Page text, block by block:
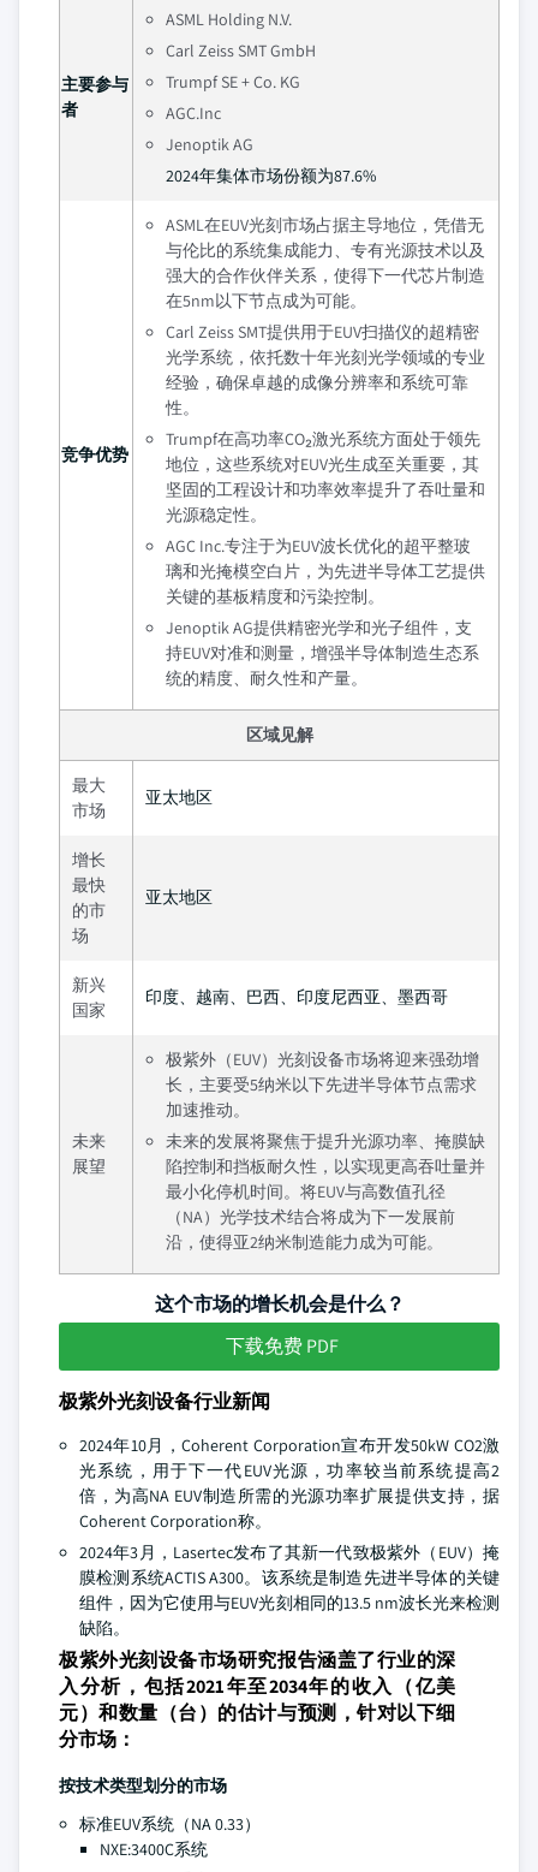
主要参与
者
ASML Holding N.V.
Carl Zeiss SMT GmbH
Trumpf SE + Co. KG
AGC.Inc
Jenoptik AG
2024年集体市场份额为87.6%
竞争优势
ASML在EUV光刻市场占据主导地位，凭借无
与伦比的系统集成能力、专有光源技术以及
强大的合作伙伴关系，使得下一代芯片制造
在5nm以下节点成为可能。
Carl Zeiss SMT提供用于EUV扫描仪的超精密
光学系统，依托数十年光刻光学领域的专业
经验，确保卓越的成像分辨率和系统可靠
性。
Trumpf在高功率CO₂激光系统方面处于领先
地位，这些系统对EUV光生成至关重要，其
坚固的工程设计和功率效率提升了吞吐量和
光源稳定性。
AGC Inc.专注于为EUV波长优化的超平整玻
璃和光掩模空白片，为先进半导体工艺提供
关键的基板精度和污染控制。
Jenoptik AG提供精密光学和光子组件，支
持EUV对准和测量，增强半导体制造生态系
统的精度、耐久性和产量。
区域见解
最大
市场
亚太地区
增长
最快
的市
场
亚太地区
新兴
国家
印度、越南、巴西、印度尼西亚、墨西哥
未来
展望
极紫外（EUV）光刻设备市场将迎来强劲增
长，主要受5纳米以下先进半导体节点需求
加速推动。
未来的发展将聚焦于提升光源功率、掩膜缺
陷控制和挡板耐久性，以实现更高吞吐量并
最小化停机时间。将EUV与高数值孔径
（NA）光学技术结合将成为下一发展前
沿，使得亚2纳米制造能力成为可能。
这个市场的增长机会是什么？
下载免费 PDF
极紫外光刻设备行业新闻
2024年10月，Coherent Corporation宣布开发50kW CO2激
光系统，用于下一代EUV光源，功率较当前系统提高2
倍，为高NA EUV制造所需的光源功率扩展提供支持，据
Coherent Corporation称。
2024年3月，Lasertec发布了其新一代致极紫外（EUV）掩
膜检测系统ACTIS A300。该系统是制造先进半导体的关键
组件，因为它使用与EUV光刻相同的13.5 nm波长光来检测
缺陷。
极紫外光刻设备市场研究报告涵盖了行业的深
入分析，包括2021年至2034年的收入（亿美
元）和数量（台）的估计与预测，针对以下细
分市场：
按技术类型划分的市场
标准EUV系统（NA 0.33）
NXE:3400C系统